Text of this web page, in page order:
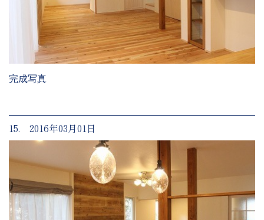
完成写真
15. 2016年03月01日